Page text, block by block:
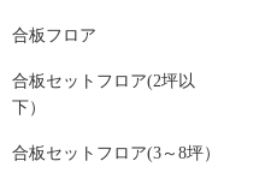
合板フロア
合板セットフロア(2坪以
下）
合板セットフロア(3～8坪）